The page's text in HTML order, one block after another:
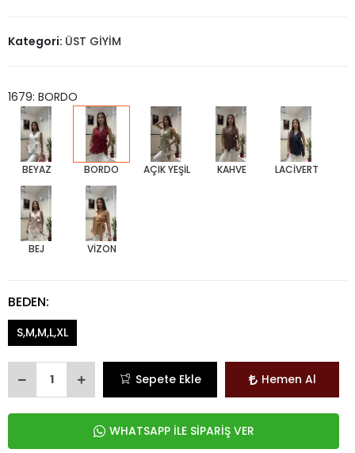
Kategori: ÜST GİYİM
1679: BORDO
BEYAZ BORDO AÇIK YEŞİL KAHVE LACİVERT
BEJ VİZON
BEDEN:
S,M,M,L,XL
Sepete Ekle Hemen Al
WHATSAPP İLE SİPARİŞ VER